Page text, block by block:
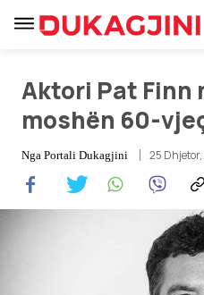
Lajme
Sport
Aktori Pat Finn
moshën 60-
Nga Portali Dukagjini 25 Dhjetor,